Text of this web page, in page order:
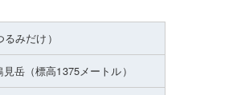
みだけ）
見岳（標高1375メートル）